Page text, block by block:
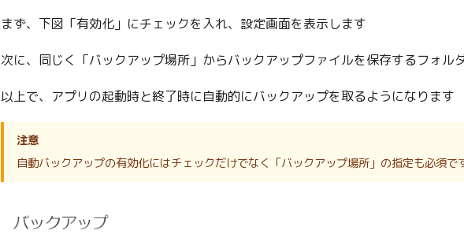
まず、下図「有効化」にチェックを入れ、設定画面を表示します
次に、同じく「バックアップ場所」からバックアップファイルを保存するフォル
以上で、アプリの起動時と終了時に自動的にバックアップを取るようになります
注意
自動バックアップの有効化にはチェックだけでなく「バックアップ場所」の指定も必須で